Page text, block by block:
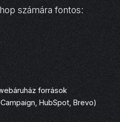
számára fontos:
források
HubSpot, Brevo)